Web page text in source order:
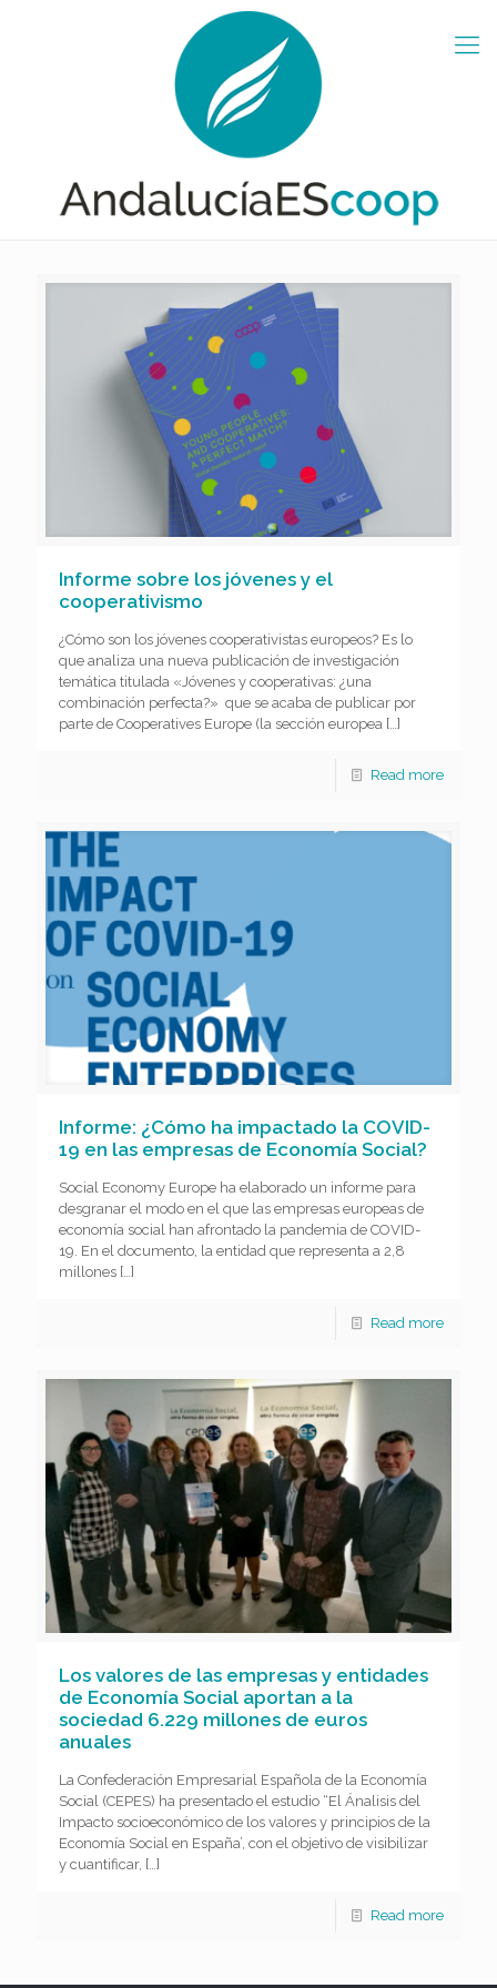
Informe sobre los jóvenes y el
cooperativismo
¿Cómo son los jóvenes cooperativistas europeos? Es lo
que analiza una nueva publicación de investigación
temática titulada «Jóvenes y cooperativas: ¿una
combinación perfecta?» que se acaba de publicar por
parte de Cooperatives Europe (la sección europea […]
Read more
Informe: ¿Cómo ha impactado la COVID-
19 en las empresas de Economía Social?
Social Economy Europe ha elaborado un informe para
desgranar el modo en el que las empresas europeas de
economía social han afrontado la pandemia de COVID-
19. En el documento, la entidad que representa a 2,8
millones […]
Read more
Los valores de las empresas y entidades
de Economía Social aportan a la
sociedad 6.229 millones de euros
anuales
La Confederación Empresarial Española de la Economía
Social (CEPES) ha presentado el estudio “El Ánalisis del
Impacto socioeconómico de los valores y principios de la
Economía Social en España’, con el objetivo de visibilizar
y cuantificar, […]
Read more